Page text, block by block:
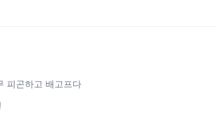
피곤하고 배고프다